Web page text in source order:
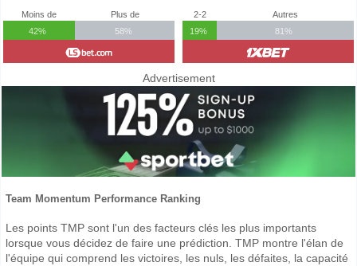
Moins de
42%
Plus de
58%
2-2
19%
Autres
81%
Advertisement
Team Momentum Performance Ranking
Les points TMP sont l'un des facteurs clés les plus importants
lorsque vous décidez de faire une prédiction. TMP montre l'élan de
l'équipe qui comprend les victoires, les nuls, les défaites, la capacité